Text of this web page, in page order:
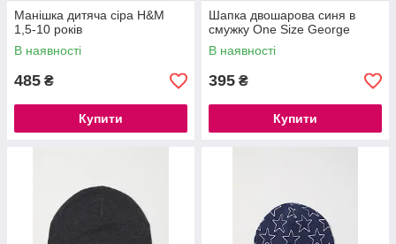
Манішка дитяча сіра H&M
1,5-10 років
В наявності
485 ₴
Купити
Шапка двошарова синя в
смужку One Size George
В наявності
395 ₴
Купити